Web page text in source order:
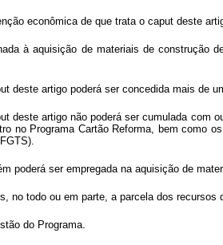
econômica de que trata o caput deste
à aquisição de materiais de
deste artigo poderá ser concedida mais de
deste artigonão poderá ser cumulada com
no Programa Cartão Reforma, bem como
poderá ser empregada na aquisição de
no todo ou em parte, a parcela dos
do Programa.